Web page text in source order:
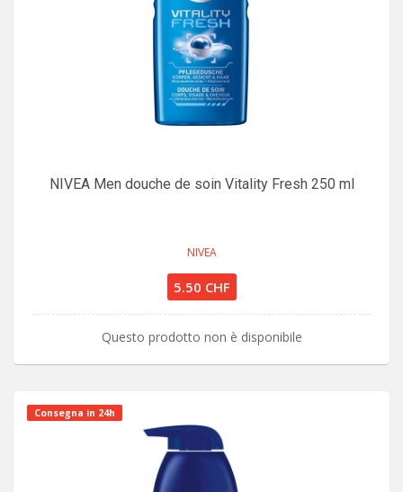
NIVEA Men douche de soin Vitality Fresh 250 ml
NIVEA
5.50 CHF
Questo prodotto non è disponibile
Consegna in 24h